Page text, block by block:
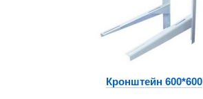
Кронштейн 600*600